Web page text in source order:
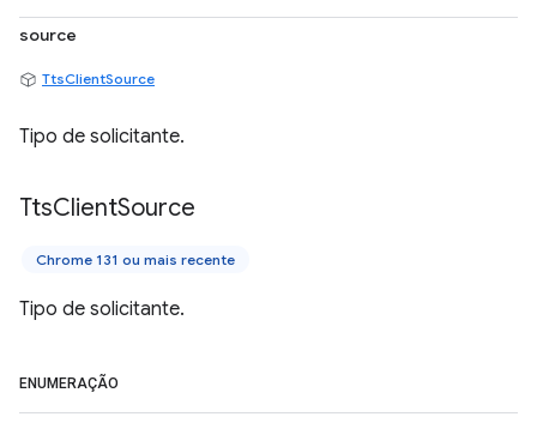
source
TtsClientSource
Tipo de solicitante.
TtsClientSource
Chrome 131 ou mais recente
Tipo de solicitante.
ENUMERAÇÃO